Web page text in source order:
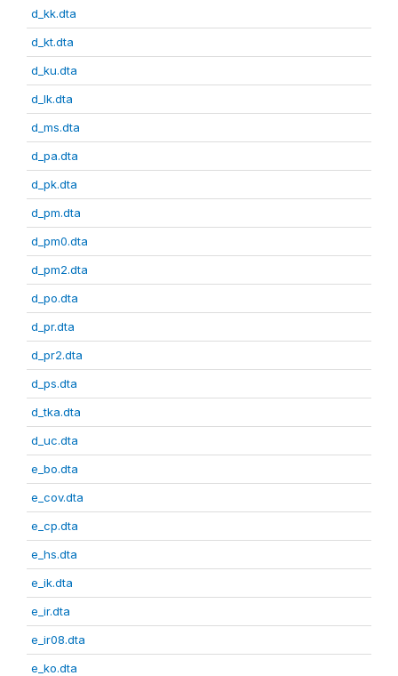
d_kk.dta
d_kt.dta
d_ku.dta
d_lk.dta
d_ms.dta
d_pa.dta
d_pk.dta
d_pm.dta
d_pm0.dta
d_pm2.dta
d_po.dta
d_pr.dta
d_pr2.dta
d_ps.dta
d_tka.dta
d_uc.dta
e_bo.dta
e_cov.dta
e_cp.dta
e_hs.dta
e_ik.dta
e_ir.dta
e_ir08.dta
e_ko.dta